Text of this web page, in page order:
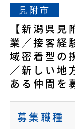
見附市
【新潟県見
業／接客経
域密着型の
／新しい地
ある仲間を
募集職種